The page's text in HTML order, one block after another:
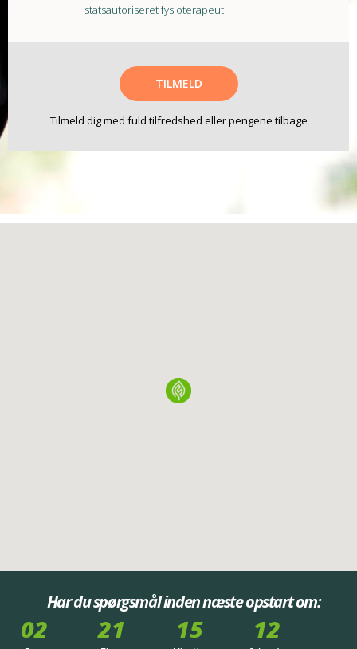
statsautoriseret fysioterapeut
TILMELD
Tilmeld dig med fuld tilfredshed eller pengene tilbage
Har du spørgsmål inden næste opstart om:
02 21 15 12